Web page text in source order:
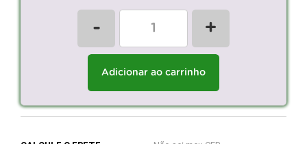
- +
Adicionar ao carrinho